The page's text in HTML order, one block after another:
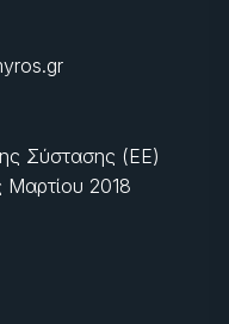
Σύστασης (ΕΕ)
Μαρτίου 2018